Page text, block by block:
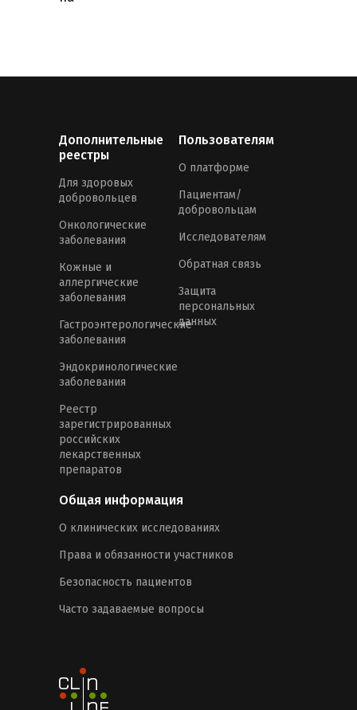
Дополнительные
реестры
Для здоровых
добровольцев
Онкологические
заболевания
Кожные и
аллергические
заболевания
Гастроэнтерологические
заболевания
Эндокринологические
заболевания
Реестр
зарегистрированных
российских
лекарственных
препаратов
Пользователям
О платформе
Пациентам/
добровольцам
Исследователям
Обратная связь
Защита
персональных
данных
Общая информация
О клинических исследованиях
Права и обязанности участников
Безопасность пациентов
Часто задаваемые вопросы